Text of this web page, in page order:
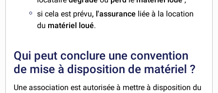
si cela est prévu, l'assurance liée à la location
du matériel loué.
Qui peut conclure une convention
de mise à disposition de matériel ?
Une association est autorisée à mettre à disposition du